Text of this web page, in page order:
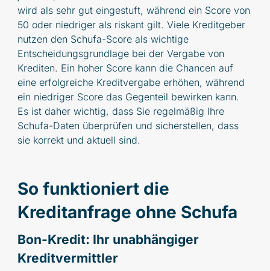
wird als sehr gut eingestuft, während ein Score von
50 oder niedriger als riskant gilt. Viele Kreditgeber
nutzen den Schufa-Score als wichtige
Entscheidungsgrundlage bei der Vergabe von
Krediten. Ein hoher Score kann die Chancen auf
eine erfolgreiche Kreditvergabe erhöhen, während
ein niedriger Score das Gegenteil bewirken kann.
Es ist daher wichtig, dass Sie regelmäßig Ihre
Schufa-Daten überprüfen und sicherstellen, dass
sie korrekt und aktuell sind.
So funktioniert die
Kreditanfrage ohne Schufa
Bon-Kredit: Ihr unabhängiger
Kreditvermittler